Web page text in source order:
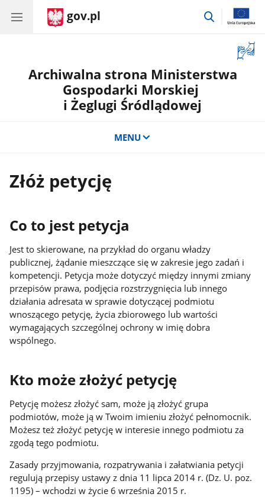
gov.pl
przejdź
okno
z
Archiwalna strona Ministerstwa
Gospodarki Morskiej
i Żeglugi Śródlądowej
MENU
Złóż petycję
Co to jest petycja
Jest to skierowane, na przykład do organu władzy
publicznej, żądanie mieszczące się w zakresie jego zadań i
kompetencji. Petycja może dotyczyć między innymi zmiany
przepisów prawa, podjęcia rozstrzygnięcia lub innego
działania adresata w sprawie dotyczącej podmiotu
wnoszącego petycję, życia zbiorowego lub wartości
wymagających szczególnej ochrony w imię dobra
wspólnego.
Kto może złożyć petycję
Petycję możesz złożyć sam, może ją złożyć grupa
podmiotów, może ją w Twoim imieniu złożyć pełnomocnik.
Możesz też złożyć petycję w interesie innego podmiotu za
zgodą tego podmiotu.
Zasady przyjmowania, rozpatrywania i załatwiania petycji
regulują przepisy ustawy z dnia 11 lipca 2014 r. (Dz. U. poz.
1195) – wchodzi w życie 6 września 2015 r.